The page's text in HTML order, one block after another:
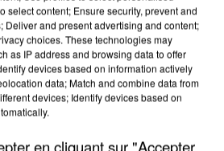
select content; Ensure security, prevent and
Deliver and present advertising and content;
choices. These technologies may
as IP address and browsing data to offer
devices based on information actively
data; Match and combine data from
devices; Identify devices based on
en cliquant sur "Accepter